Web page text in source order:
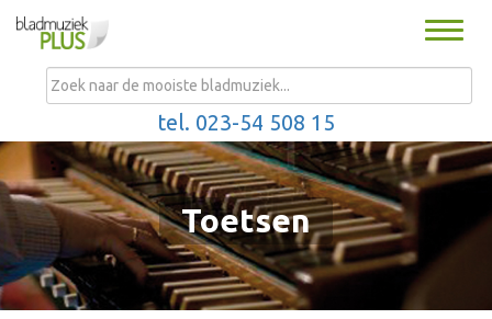
Toggle
tel. 023-54 508 15
MENU
Toetsen